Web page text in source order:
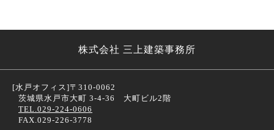
株式会社 三上建築事務所
[水戸オフィス]〒310-0062
茨城県水戸市大町 3-4-36 大町ビル2階
TEL.029-224-0606
FAX.029-226-3778